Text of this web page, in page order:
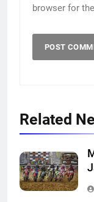
browser for
Related